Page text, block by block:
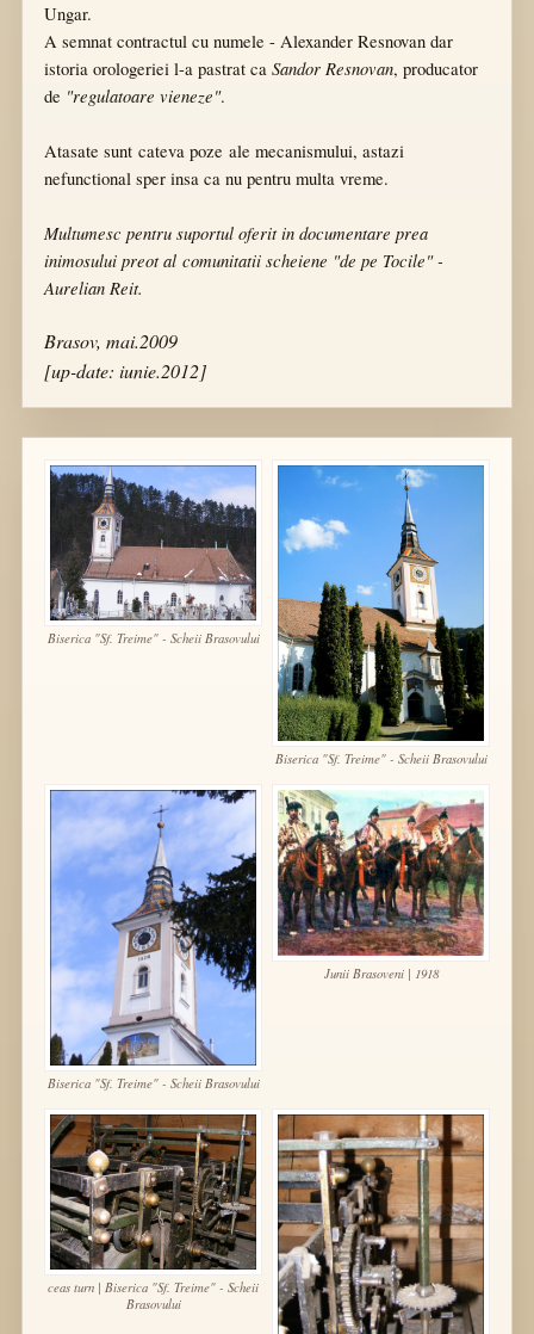
Ungar.
A semnat contractul cu numele - Alexander Resnovan dar
istoria orologeriei l-a pastrat ca Sandor Resnovan, producator
de "regulatoare vieneze".
Atasate sunt cateva poze ale mecanismului, astazi
nefunctional sper insa ca nu pentru multa vreme.
Multumesc pentru suportul oferit in documentare prea
inimosului preot al comunitatii scheiene "de pe Tocile" -
Aurelian Reit.
Brasov, mai.2009
[up-date: iunie.2012]
Biserica "Sf. Treime" - Scheii Brasovului
Biserica "Sf. Treime" - Scheii Brasovului
Biserica "Sf. Treime" - Scheii Brasovului
Junii Brasoveni | 1918
ceas turn | Biserica "Sf. Treime" - Scheii
Brasovului